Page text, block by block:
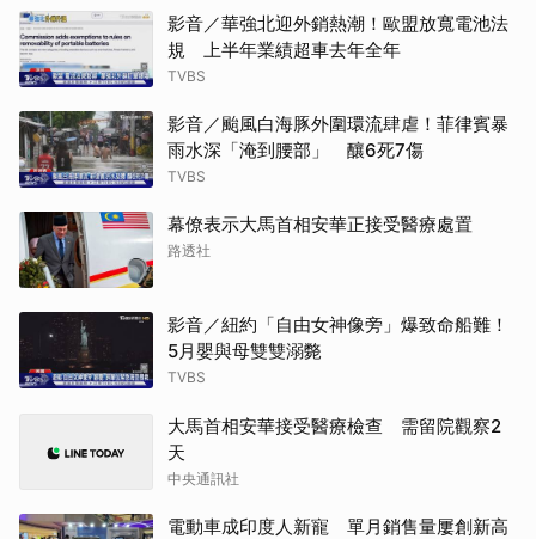
影音／華強北迎外銷熱潮！歐盟放寬電池法
規 上半年業績超車去年全年
TVBS
影音／颱風白海豚外圍環流肆虐！菲律賓暴
雨水深「淹到腰部」 釀6死7傷
TVBS
幕僚表示大馬首相安華正接受醫療處置
路透社
影音／紐約「自由女神像旁」爆致命船難！
5月嬰與母雙雙溺斃
TVBS
大馬首相安華接受醫療檢查 需留院觀察2
天
中央通訊社
電動車成印度人新寵 單月銷售量屢創新高